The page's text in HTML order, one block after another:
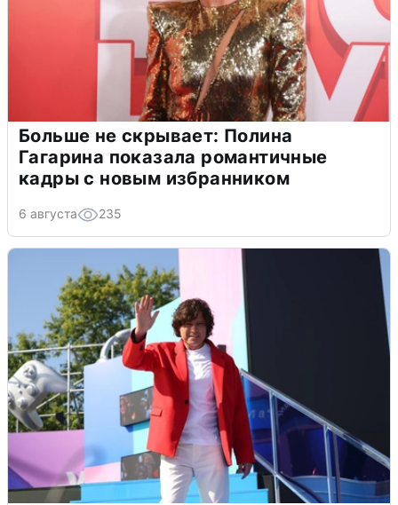
Больше не скрывает: Полина
Гагарина показала романтичные
кадры с новым избранником
6 августа 235